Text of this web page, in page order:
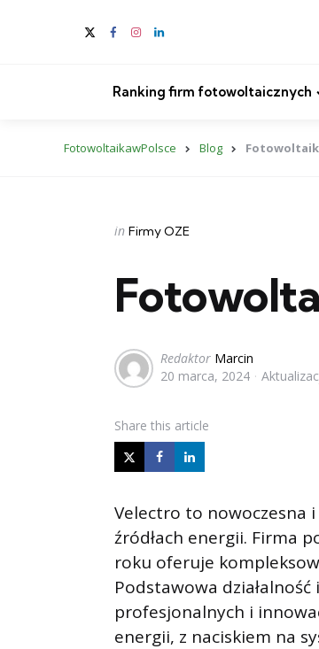
Ranking firm fotowoltaicznych
FotowoltaikawPolsce Blog
Categories
Posted
in Firmy OZE
Posted
by
Redaktor Marcin
20 marca, 2024
Share this article
Velectro to nowoczesna
źródłach energii. Firma
roku oferuje
Podstawowa
profesjonalnych i
energii, z naciskiem na